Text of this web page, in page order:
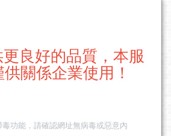
良好的品質，本服
關係企業使用！
功能，請確認網址無病毒或惡意內